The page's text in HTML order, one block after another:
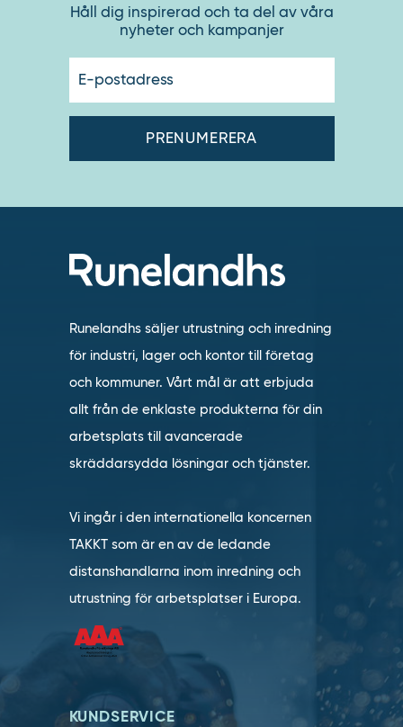
Håll dig inspirerad och ta del av våra
nyheter och kampanjer
Runelandhs säljer utrustning och inredning
för industri, lager och kontor till företag
och kommuner. Vårt mål är att erbjuda
allt från de enklaste produkterna för din
arbetsplats till avancerade
skräddarsydda lösningar och tjänster.
Vi ingår i den internationella koncernen
TAKKT som är en av de ledande
distanshandlarna inom inredning och
utrustning för arbetsplatser i Europa.
KUNDSERVICE